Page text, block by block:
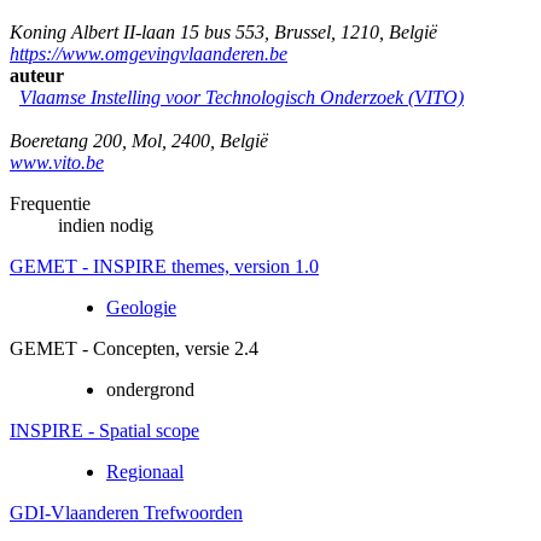
Koning Albert II-laan 15 bus 553 Brussel 1210 België
https://www.omgevingvlaanderen.be
auteur
Vlaamse Instelling voor Technologisch Onderzoek (VITO)
Boeretang 200 Mol 2400 België
www.vito.be
Frequentie
indien nodig
GEMET - INSPIRE themes, version 1.0
Geologie
GEMET - Concepten, versie 2.4
ondergrond
INSPIRE - Spatial scope
Regionaal
GDI-Vlaanderen Trefwoorden